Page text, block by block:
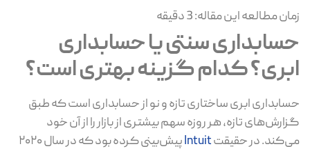
زمان مطالعه این مقاله:3دقیقه
حسابداری سنتی یا حسابداری
ابری؟ کدام گزینه بهتری است؟
حسابداری ابری ساختاری تازه و نو از حسابداری است که طبق
گزارش‌های تازه، هر روزه سهم بیشتری از بازار را از آن خود
می‌کند. در حقیقتIntuit
پیش‌بینی کرده بود که در سال ۲۰۲۰